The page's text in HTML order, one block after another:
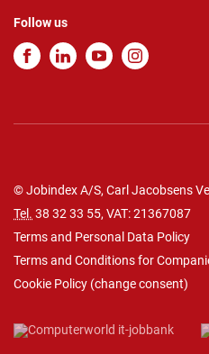
Follow us
© Jobindex A/S, Carl Jacobsens
Tel. 38 32 33 55, VAT: 21367087
Terms and Personal Data Policy
Terms and Conditions for
Cookie Policy (change consent)